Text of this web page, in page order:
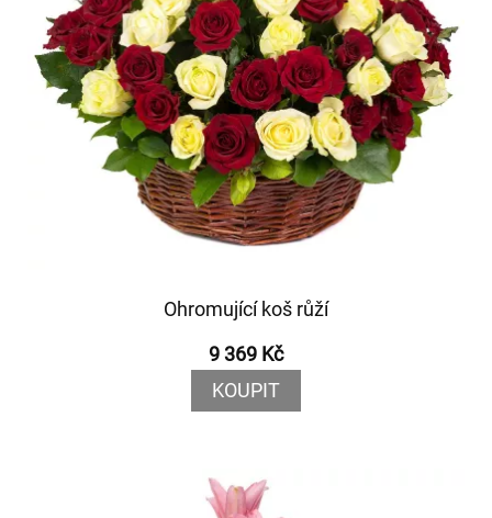
Ohromující koš růží
9 369 Kč
KOUPIT